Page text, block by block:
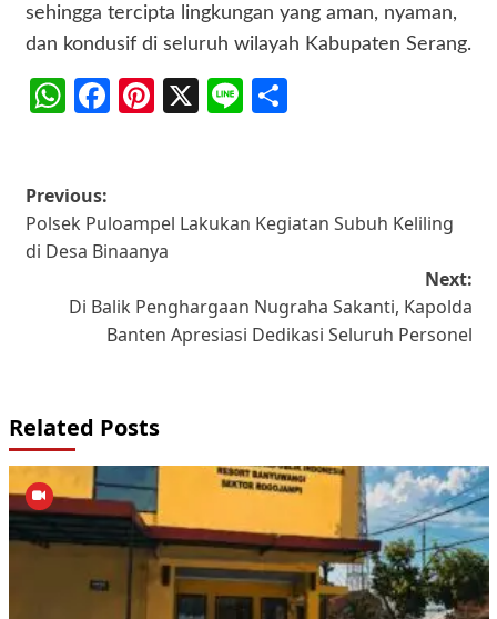
sehingga tercipta lingkungan yang aman, nyaman,
dan kondusif di seluruh wilayah Kabupaten Serang.
WhatsApp
Facebook
Pinterest
X Line
Post
navigation
Previous:
Polsek Puloampel Lakukan Kegiatan Subuh Keliling
di Desa Binaanya
Next:
Di Balik Penghargaan Nugraha Sakanti, Kapolda
Banten Apresiasi Dedikasi Seluruh Personel
Related Posts